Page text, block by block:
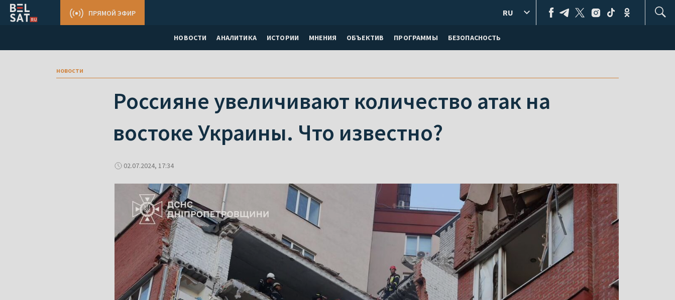
НОВОСТИ АНАЛИТИКА ИСТОРИИ МНЕНИЯ ОБЪЕКТИВ ПРОГРАММЫ БЕЗОПАСНОСТЬ
ПРЯМОЙ ЭФИР RU
новости
Россияне увеличивают количество атак на
востоке Украины. Что известно?
02.07.2024, 17:34